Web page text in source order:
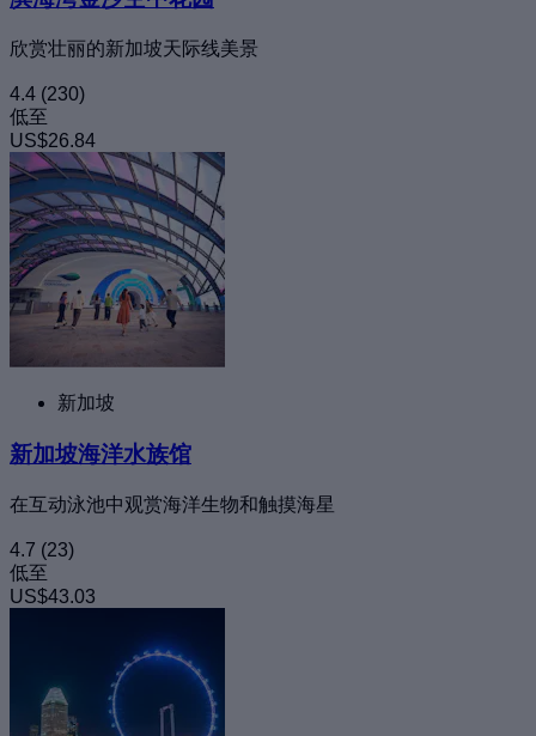
欣赏壮丽的新加坡天际线美景
4.4 (230)
低至
US$26.84
新加坡
新加坡海洋水族馆
在互动泳池中观赏海洋生物和触摸海星
4.7 (23)
低至
US$43.03